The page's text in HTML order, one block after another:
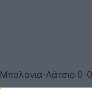
Μπολόνια-Λάτσιο 0-0